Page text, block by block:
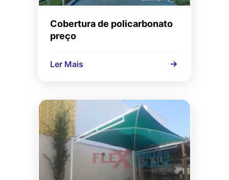
Cobertura de policarbonato
preço
Ler Mais